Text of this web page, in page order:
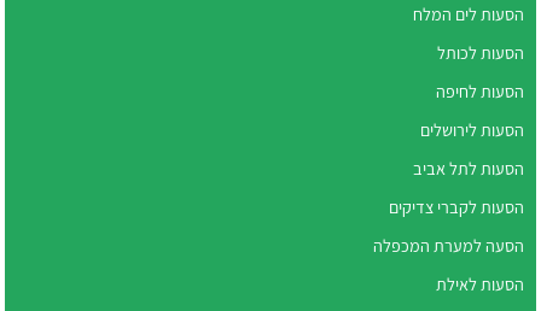
הסעות לים המלח
הסעות לכותל
הסעות לחיפה
הסעות לירושלים
הסעות לתל אביב
הסעות לקברי צדיקים
הסעה למערת המכפלה
הסעות לאילת